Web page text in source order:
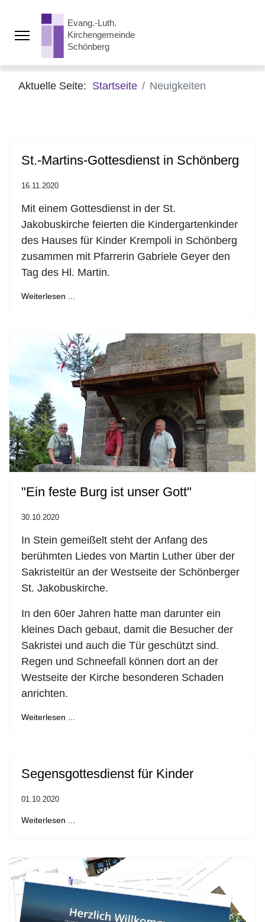
Aktuelle Seite: Startseite Neuigkeiten
St.-Martins-Gottesdienst in Schönberg
16.11.2020
Mit einem Gottesdienst in der St.
Jakobuskirche feierten die Kindergartenkinder
des Hauses für Kinder Krempoli in Schönberg
zusammen mit Pfarrerin Gabriele Geyer den
Tag des Hl. Martin.
Weiterlesen ...
"Ein feste Burg ist unser Gott"
30.10.2020
In Stein gemeißelt steht der Anfang des
berühmten Liedes von Martin Luther über der
Sakristeitür an der Westseite der Schönberger
St. Jakobuskirche.
In den 60er Jahren hatte man darunter ein
kleines Dach gebaut, damit die Besucher der
Sakristei und auch die Tür geschützt sind.
Regen und Schneefall können dort an der
Westseite der Kirche besonderen Schaden
anrichten.
Weiterlesen ...
Segensgottesdienst für Kinder
01.10.2020
Weiterlesen ...